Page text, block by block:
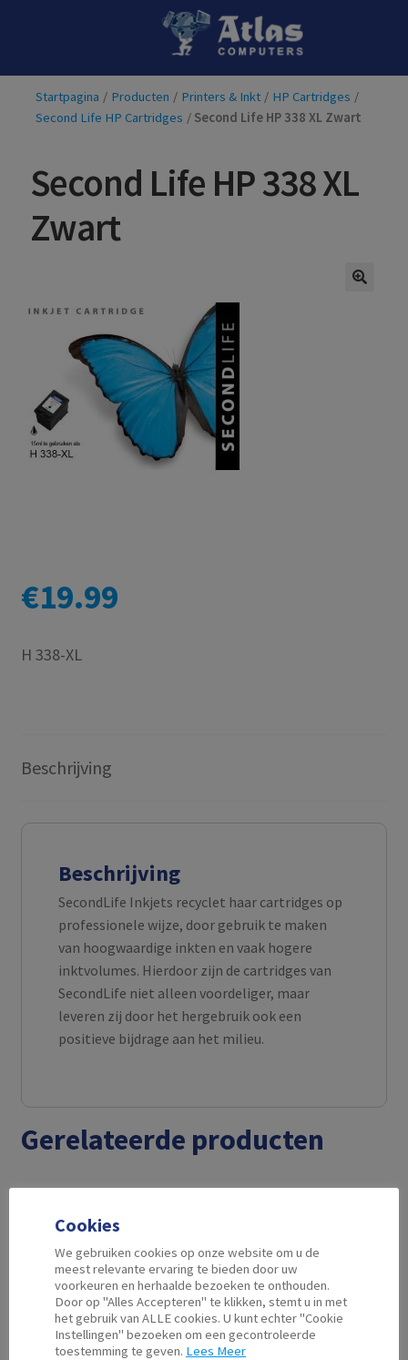
Ga
naar
navigatie
Ga
de
inhoud
Startpagina / Producten / Printers & Inkt / HP Cartridges /
Second Life HP Cartridges / Second Life HP 338 XL Zwart
Second Life HP 338 XL
Zwart
€19.99
H 338-XL
Beschrijving
Beschrijving
SecondLife Inkjets recyclet haar cartridges op
professionele wijze, door gebruik te maken
van hoogwaardige inkten en vaak hogere
inktvolumes. Hierdoor zijn de cartridges van
SecondLife niet alleen voordeliger, maar
leveren zij door het hergebruik ook een
positieve bijdrage aan het milieu.
Gerelateerde producten
Cookies
We gebruiken cookies op onze website om u de
meest relevante ervaring te bieden door uw
voorkeuren en herhaalde bezoeken te onthouden.
Door op "Alles Accepteren" te klikken, stemt u in met
het gebruik van ALLE cookies. U kunt echter "Cookie
Instellingen" bezoeken om een gecontroleerde
toestemming te geven. Lees Meer